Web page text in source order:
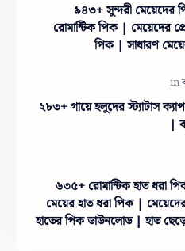
৯৪৩+ সুন্দরী
রোমান্টিক পিক | মেয়েদের
পিক | সাধারণ
২৮৩+ গায়ে হলুদের স্ট্যাটাস
|
৬৩৫+ রোমান্টিক হাত ধরা পিক
মেয়ের হাত ধরা পিক |
হাতের পিক ডাউনলোড | হাত